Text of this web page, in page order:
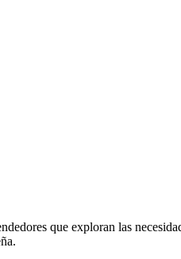
que exploran las